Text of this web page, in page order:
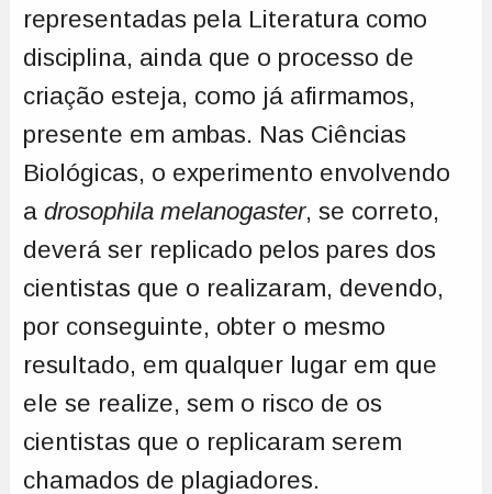
representadas pela Literatura como
disciplina, ainda que o processo de
criação esteja, como já afirmamos,
presente em ambas. Nas Ciências
Biológicas, o experimento envolvendo
a drosophila melanogaster, se correto,
deverá ser replicado pelos pares dos
cientistas que o realizaram, devendo,
por conseguinte, obter o mesmo
resultado, em qualquer lugar em que
ele se realize, sem o risco de os
cientistas que o replicaram serem
chamados de plagiadores.